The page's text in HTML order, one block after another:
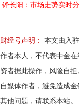
锋长阳：市场走势实时
财经号声明：
本文由入
作者本人，不代表中金
资者据此操作，风险自
自媒体作者，避免造成
其他问题，请联系本站。